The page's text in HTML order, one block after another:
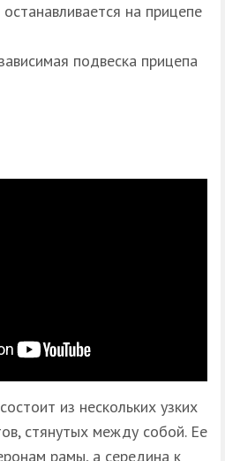
на прицепе
из нескольких узких
стянутых между собой. Ее
рамы, а середина к